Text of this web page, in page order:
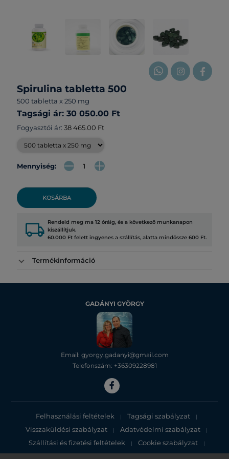
Spirulina tabletta 500
500 tabletta x 250 mg
Tagsági ár: 30 050.00 Ft
Fogyasztói ár: 38 465.00 Ft
Mennyiség:
KOSÁRBA
local_shipping Rendeld meg ma 12 óráig, és a következő munkanapon
kiszállítjuk.
60.000 Ft felett ingyenes a szállítás, alatta mindössze 600 Ft.
Termékinformáció
GADÁNYI GYÖRGY
Email: gyorgy.gadanyi@gmail.com
Telefonszám: +36309228981
Felhasználási feltételek | Tagsági szabályzat |
Visszaküldési szabályzat | Adatvédelmi szabályzat |
Szállítási és fizetési feltételek | Cookie szabályzat |
Adatvédelmi tájékoztató